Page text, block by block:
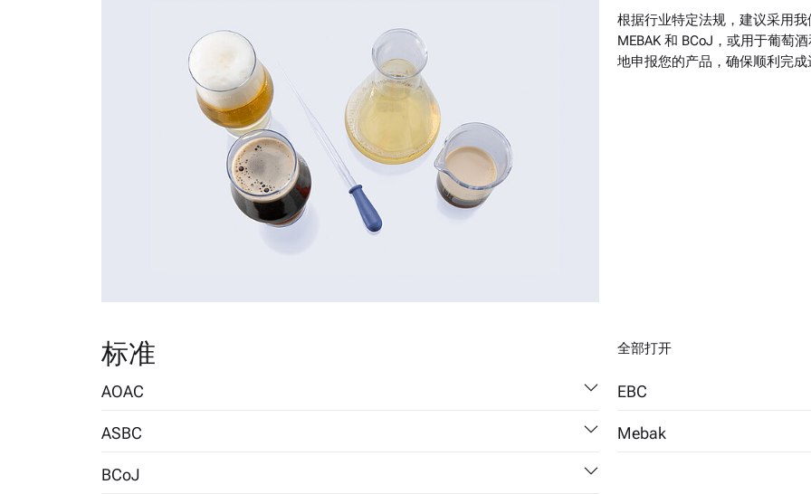
根据行业特定法规，建议采用我
MEBAK 和 BCoJ，或用于葡萄
地申报您的产品，确保顺利完
标准 全部打开
AOAC
956.02 (430 nm)
ASBC
Beer-4G: Near-Infrared and Original Extract Content (2004)
BCoJ
EBC
Chapter 9.2.6 Alcohol in Beer
Mebak